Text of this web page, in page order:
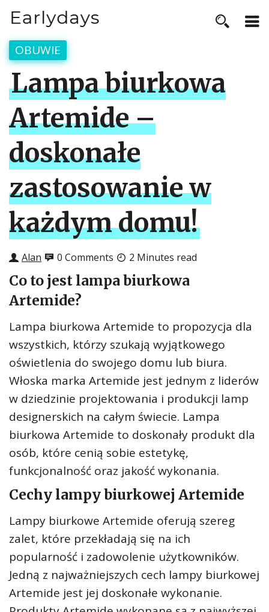
OBUWIE
Lampa biurkowa
Artemide –
doskonałe
zastosowanie w
każdym domu!
Alan 0 Comments 2 Minutes read
Co to jest lampa biurkowa
Artemide?
Lampa biurkowa Artemide to propozycja dla
wszystkich, którzy szukają wyjątkowego
oświetlenia do swojego domu lub biura.
Włoska marka Artemide jest jednym z liderów
w dziedzinie projektowania i produkcji lamp
designerskich na całym świecie. Lampa
biurkowa Artemide to doskonały produkt dla
osób, które cenią sobie estetykę,
funkcjonalność oraz jakość wykonania.
Cechy lampy biurkowej Artemide
Lampy biurkowe Artemide oferują szereg
zalet, które przekładają się na ich
popularność i zadowolenie użytkowników.
Jedną z najważniejszych cech lampy biurkowej
Artemide jest jej doskonałe wykonanie.